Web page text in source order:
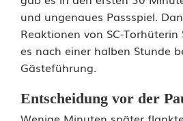
c
k
e
r
i
und ungenaues Passspiel.
Reaktionen von SC-Torhüterin
es nach einer halben Stunde
Gästeführung.
Entscheidung vor der